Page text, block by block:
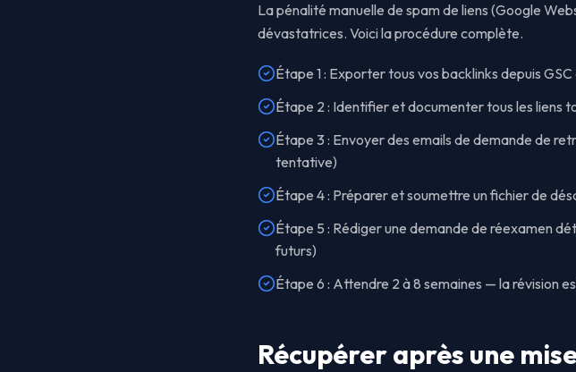
La pénalité manuelle de spam de liens (Google
dévastatrices. Voici la procédure complète.
Étape 1 : Exporter tous vos backlinks depuis
Étape 2 : Identifier et documenter tous les liens
Étape 3 : Envoyer des emails de demande de
tentative)
Étape 4 : Préparer et soumettre un fichier de
Étape 5 : Rédiger une demande de réexamen
futurs)
Étape 6 : Attendre 2 à 8 semaines — la révision
Récupérer après une